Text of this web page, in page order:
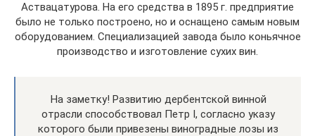
Аствацатурова. На его средства в 1895 г. предприятие
было не только построено, но и оснащено самым новым
оборудованием. Специализацией завода было коньячное
производство и изготовление сухих вин.
На заметку! Развитию дербентской винной
отрасли способствовал Петр I, согласно указу
которого были привезены виноградные лозы из